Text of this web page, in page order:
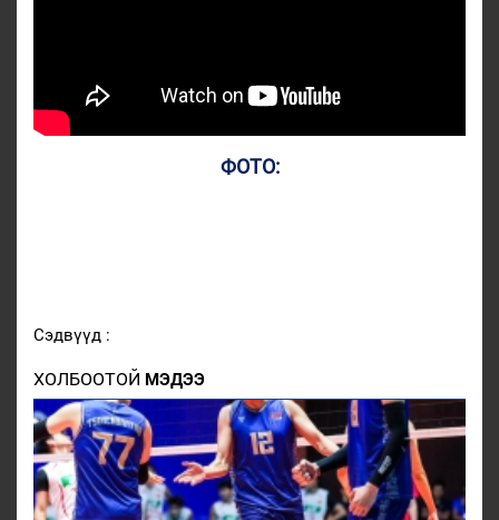
ФОТО:
Сэдвүүд :
ХОЛБООТОЙ МЭДЭЭ